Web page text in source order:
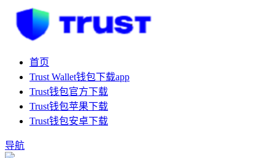
首页
Trust Wallet钱包下载app
Trust钱包官方下载
Trust钱包苹果下载
Trust钱包安卓下载
导航